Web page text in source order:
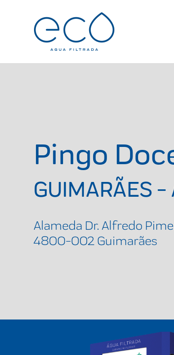
Pingo
GUIMARÃES
Alameda Dr. Alfredo
4800-002 Guimarães